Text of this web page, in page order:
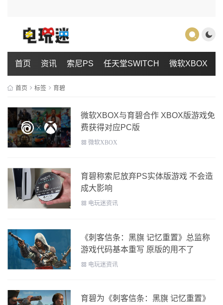
首页 资讯 索尼PS 任天堂SWITCH 微软XBOX
首页 标签 育碧
微软XBOX与育碧合作 XBOX版游戏免
费获得对应PC版
微软XBOX
育碧称索尼放弃PS实体版游戏 不会造
成大影响
电玩迷资讯
《刺客信条：黑旗 记忆重置》总监称
游戏代码基本重写 原版的用不了
电玩迷资讯
育碧为《刺客信条：黑旗 记忆重置》